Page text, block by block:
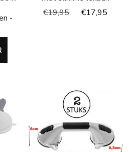
-
€19,95
Oorspronkelijke
€17,95